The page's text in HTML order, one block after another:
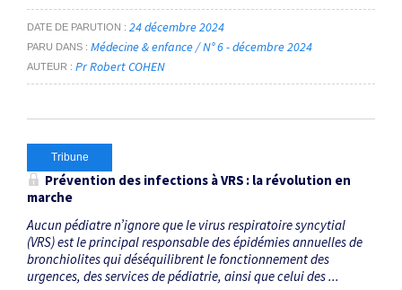
DATE DE PARUTION 24 décembre 2024
PARU DANS Médecine & enfance / N° 6 - décembre 2024
AUTEUR Pr Robert COHEN
Tribune
Prévention des infections à VRS : la révolution en
marche
Aucun pédiatre n’ignore que le virus respiratoire syncytial
(VRS) est le principal responsable des épidémies annuelles de
bronchiolites qui déséqui­librent le fonctionnement des
urgences, des services de pédiatrie, ainsi que celui des ...